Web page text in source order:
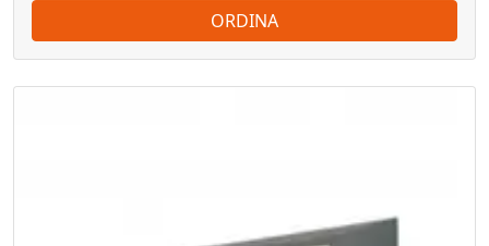
ORDINA